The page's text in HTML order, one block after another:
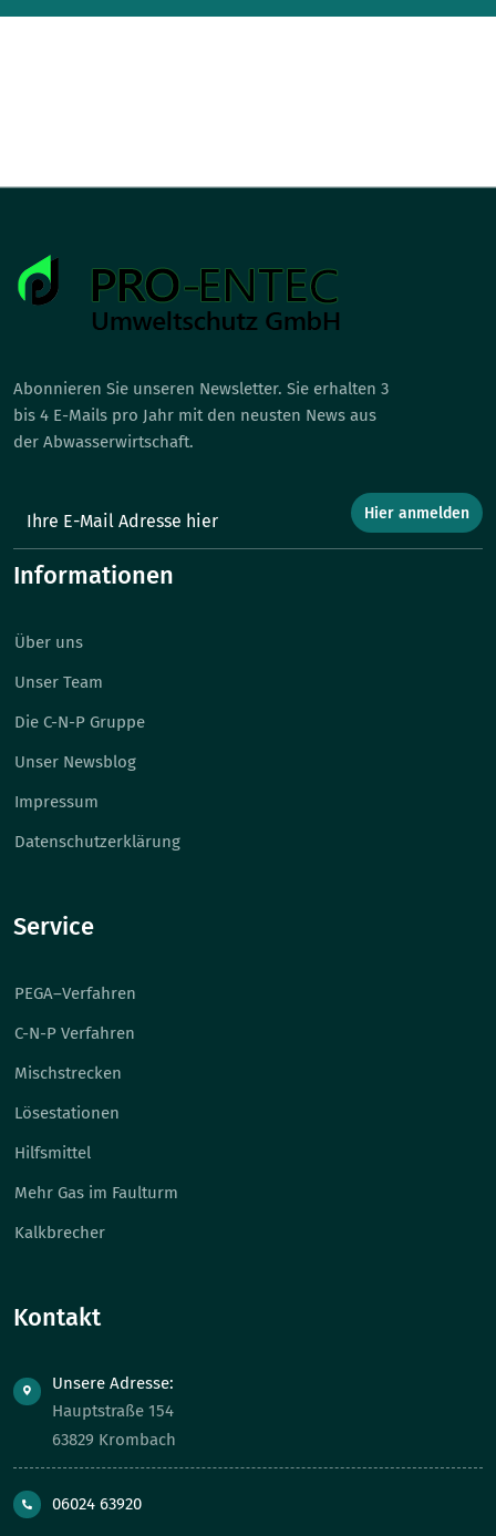
Abonnieren Sie unseren Newsletter. Sie erhalten 3
bis 4 E-Mails pro Jahr mit den neusten News aus
der Abwasserwirtschaft.
Hier anmelden
Informationen
Über uns
Unser Team
Die C-N-P Gruppe
Unser Newsblog
Impressum
Datenschutzerklärung
Service
PEGA–Verfahren
C-N-P Verfahren
Mischstrecken
Lösestationen
Hilfsmittel
Mehr Gas im Faulturm
Kalkbrecher
Kontakt
Unsere Adresse:
Hauptstraße 154
63829 Krombach
06024 63920